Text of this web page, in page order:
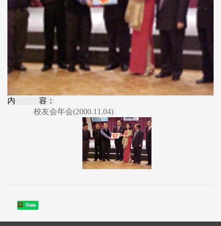
内 容：
校友会年会(2000.11.04)
Share